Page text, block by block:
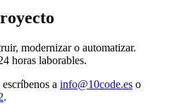
modernizar o automatizar.
horas laborables.
a info@10code.es o
.